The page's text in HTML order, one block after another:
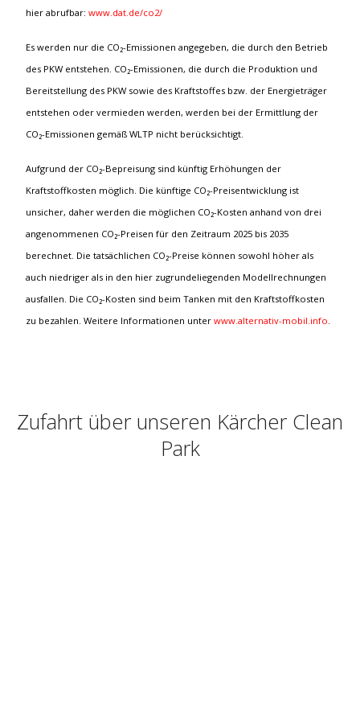
hier abrufbar: www.dat.de/co2/
Es werden nur die CO₂-Emissionen angegeben, die durch den Betrieb
des PKW entstehen. CO₂-Emissionen, die durch die Produktion und
Bereitstellung des PKW sowie des Kraftstoffes bzw. der Energieträger
entstehen oder vermieden werden, werden bei der Ermittlung der
CO₂-Emissionen gemäß WLTP nicht berücksichtigt.
Aufgrund der CO₂-Bepreisung sind künftig Erhöhungen der
Kraftstoffkosten möglich. Die künftige CO₂-Preisentwicklung ist
unsicher, daher werden die möglichen CO₂-Kosten anhand von drei
angenommenen CO₂-Preisen für den Zeitraum 2025 bis 2035
berechnet. Die tatsächlichen CO₂-Preise können sowohl höher als
auch niedriger als in den hier zugrundeliegenden Modellrechnungen
ausfallen. Die CO₂-Kosten sind beim Tanken mit den Kraftstoffkosten
zu bezahlen. Weitere Informationen unter www.alternativ-mobil.info
Zufahrt über unseren Kärcher Clean
Park